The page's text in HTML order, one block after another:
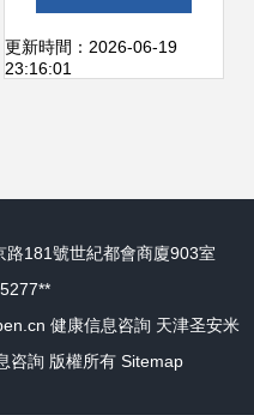
告申長_逐為產總
民己\n成醫藥食源
的開發局限生物毒
康指南
更新時間：2026-06-19
23:16:01
181號世紀都會商廈903室
健康信息咨詢 天津圣安米
咨詢 版權所有 Sitemap